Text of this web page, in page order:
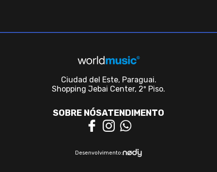
Ciudad del Este, Paraguai.
Shopping Jebai Center, 2º Piso.
SOBRE NÓSATENDIMENTO
Desenvolvimento: